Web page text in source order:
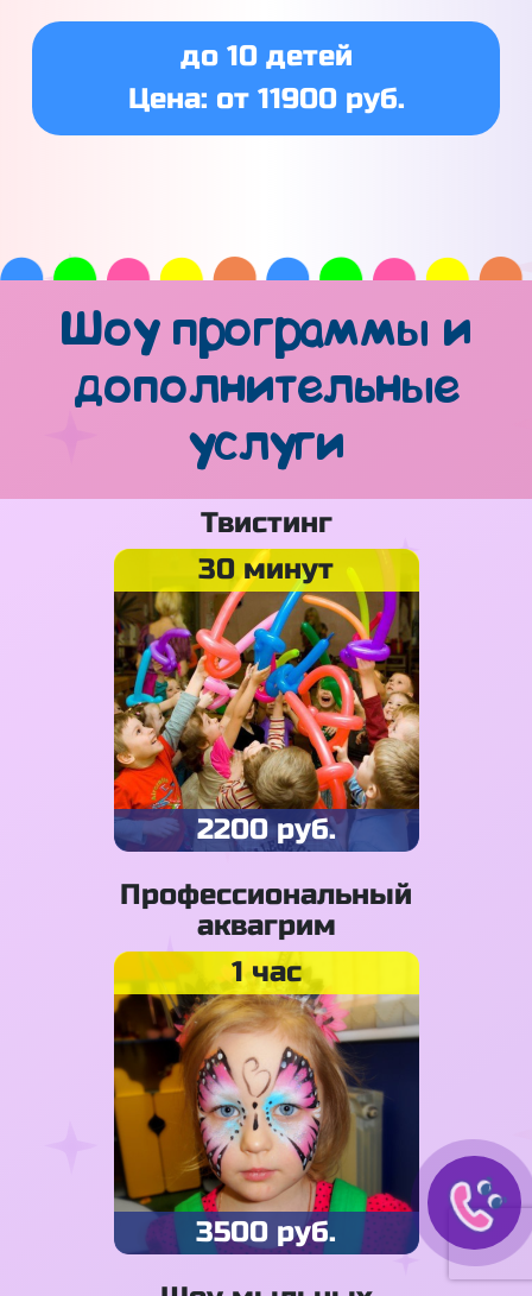
до 10 детей
Цена: от 11900 руб.
Шоу программы и
дополнительные
услуги
Твистинг
30 минут
2200 руб.
Профессиональный
аквагрим
1 час
3500 руб.